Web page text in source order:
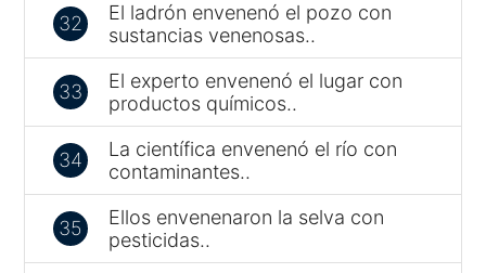
32
El ladrón envenenó el pozo con
sustancias venenosas..
33
El experto envenenó el lugar con
productos químicos..
34
La científica envenenó el río con
contaminantes..
35
Ellos envenenaron la selva con
pesticidas..